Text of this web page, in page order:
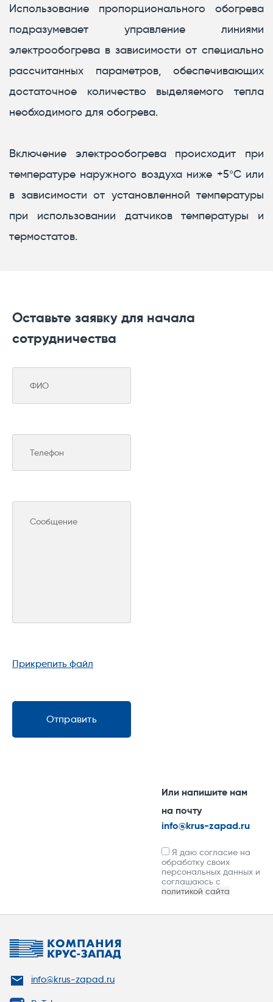
Использование пропорционального обогрева
подразумевает управление линиями
электрообогрева в зависимости от специально
рассчитанных параметров, обеспечивающих
достаточное количество выделяемого тепла
необходимого для обогрева.
Включение электрообогрева происходит при
температуре наружного воздуха ниже +5°С или
в зависимости от установленной температуры
при использовании датчиков температуры и
термостатов.
Оставьте заявку для начала
сотрудничества
Прикрепить файл
Отправить
Или напишите нам
на почту
info@krus-zapad.ru
Я даю согласие на
обработку своих
персональных данных и
соглашаюсь с
политикой сайта
info@krus-zapad.ru